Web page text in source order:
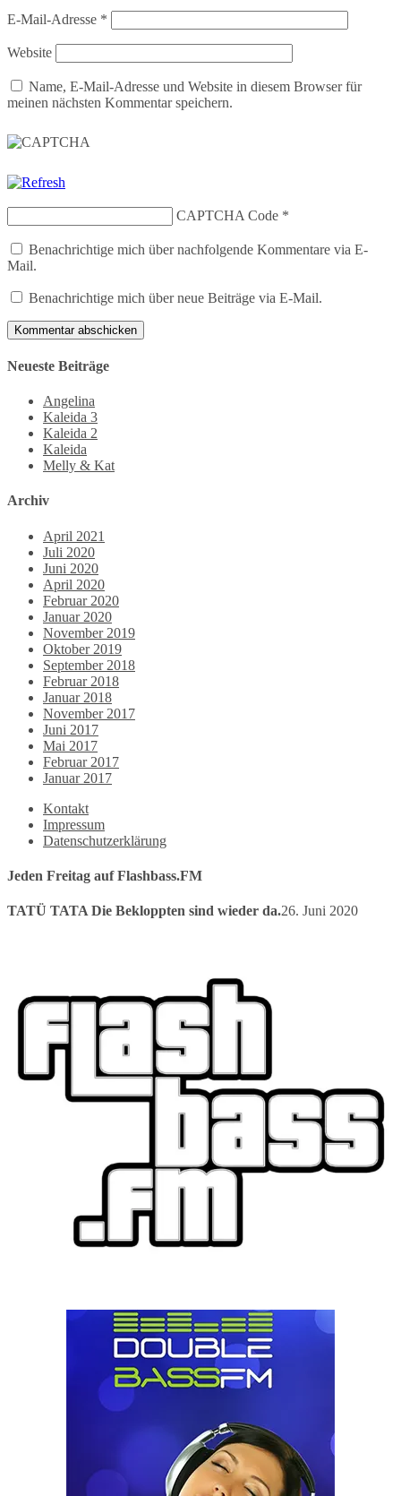
E-Mail-Adresse *
Website
Name, E-Mail-Adresse und Website in diesem Browser für
meinen nächsten Kommentar speichern.
CAPTCHA Code *
Benachrichtige mich über nachfolgende Kommentare via E-
Mail.
Benachrichtige mich über neue Beiträge via E-Mail.
Neueste Beiträge
Angelina
Kaleida 3
Kaleida 2
Kaleida
Melly & Kat
Archiv
April 2021
Juli 2020
Juni 2020
April 2020
Februar 2020
Januar 2020
November 2019
Oktober 2019
September 2018
Februar 2018
Januar 2018
November 2017
Juni 2017
Mai 2017
Februar 2017
Januar 2017
Kontakt
Impressum
Datenschutzerklärung
Jeden Freitag auf Flashbass.FM
TATÜ TATA Die Bekloppten sind wieder da.26. Juni 2020